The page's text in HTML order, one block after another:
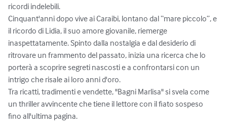
ricordi indelebili.
Cinquant'anni dopo vive ai Caraibi, lontano dal “mare piccolo”, e
il ricordo di Lidia, il suo amore giovanile, riemerge
inaspettatamente. Spinto dalla nostalgia e dal desiderio di
ritrovare un frammento del passato, inizia una ricerca che lo
porterà a scoprire segreti nascosti e a confrontarsi con un
intrigo che risale ai loro anni d'oro.
Tra ricatti, tradimenti e vendette, "Bagni Marlisa" si svela come
un thriller avvincente che tiene il lettore con il fiato sospeso
fino all'ultima pagina.